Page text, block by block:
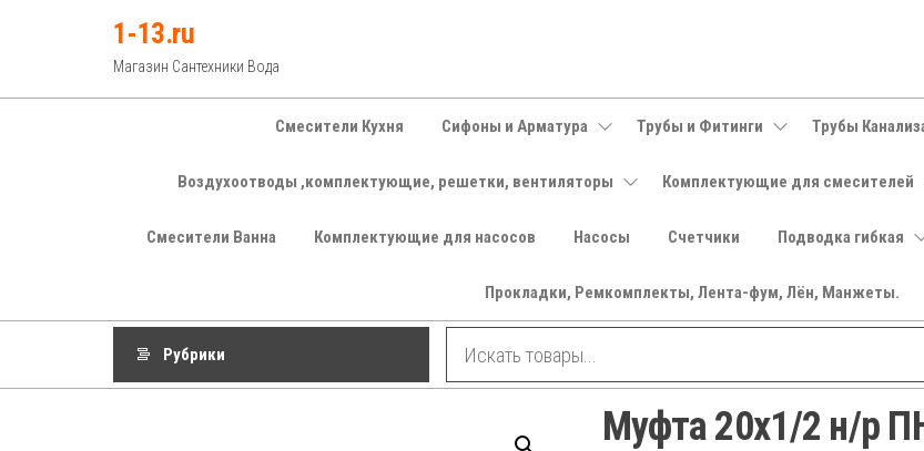
1-13.ru
Магазин Сантехники Вода
Смесители Кухня Сифоны и Арматура Трубы и Фитинги Трубы
Воздухоотводы ,комплектующие, решетки, вентиляторы Комплектующие для смесителей
Смесители Ванна Комплектующие для насосов Насосы Счетчики Подводка гибкая
Прокладки, Ремкомплекты, Лента-фум, Лён, Манжеты.
Рубрики
Муфта 20х1/2 н/р